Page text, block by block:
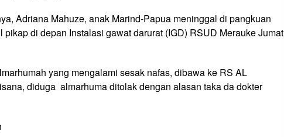
Adriana Mahuze, anak Marind-Papua meninggal di pangkuan
pikap di depan Instalasi gawat darurat (IGD) RSUD Merauke Jumat
yang mengalami sesak nafas, dibawa ke RS AL
diduga almarhuma ditolak dengan alasan taka da dokter